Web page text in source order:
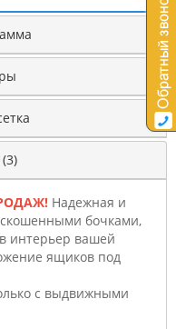
Надежная и
скошенными бочками,
интерьер вашей
ящиков под
с выдвижными